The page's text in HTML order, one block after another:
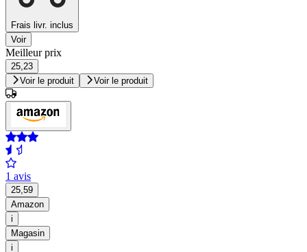
Frais livr. inclus
Voir
Meilleur prix
25,23
Voir le produit
Voir le produit
1 avis
25,59
Amazon
i
Magasin
i